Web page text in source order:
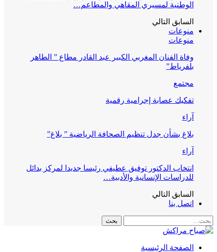
الوطنية لمسيري المقاهي والمطاعم…
السابق التالي
منوعات
منوعات
وفاة الفنان المغربي الكبير عبد القادر مطاع ” الطاهر
بلفرياط”
مجتمع
تفكيك عصابة إجرامية رقمية
آراء
بلاغ بشأن جدل تنظيم الصحافة الرياضية ” بلاغ”
آراء
انتخاب الدكتور توفيق عطيفي رئيسا جديدا لمركز بدائل
للدراسات الإنسانية والأدبية…
السابق التالي
اتصل بنا
الصفحة الرئيسية